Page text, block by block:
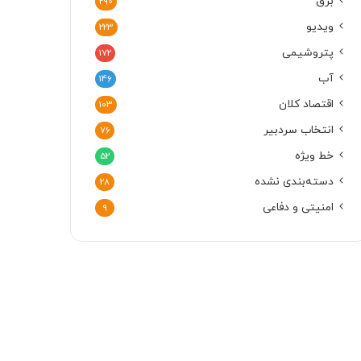
ویدیو 223
پتروشیمی 172
آب 146
اقتصاد کلان 103
انتخاب سردبیر 76
خط ویژه 52
دسته‌بندی نشده 28
امنیتی و دفاعی 9